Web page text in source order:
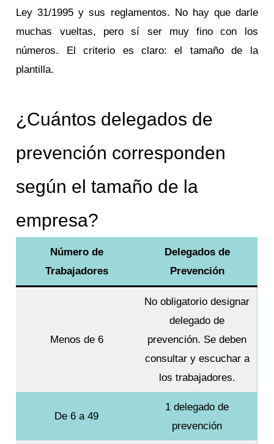
Ley 31/1995 y sus reglamentos. No hay que darle
muchas vueltas, pero sí ser muy fino con los
números. El criterio es claro: el tamaño de la
plantilla.
¿Cuántos delegados de
prevención corresponden
según el tamaño de la
empresa?
Número de
Trabajadores
Delegados de
Prevención
Menos de 6
No obligatorio designar
delegado de
prevención. Se deben
consultar y escuchar a
los trabajadores.
De 6 a 49
1 delegado de
prevención